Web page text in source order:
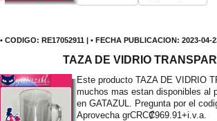
• CODIGO: RE17052911 | • FECHA PUBLICACION: 2023-04-
TAZA DE VIDRIO
Este producto TAZA DE VIDRIO
muchos mas estan disponibles al
en GATAZUL. Pregunta por el
Aprovecha grCRC₡969.91+i.v.a.